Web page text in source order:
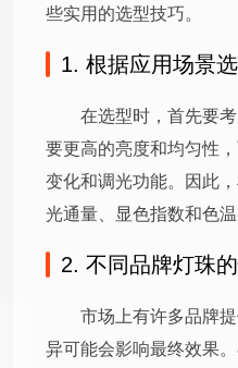
些实用的选型技巧。
1. 根据应用场景
在选型时，首先要
要更高的亮度和均匀性
变化和调光功能。因此
光通量、显色指数和色温
2. 不同品牌灯珠
市场上有许多品牌
异可能会影响最终效果